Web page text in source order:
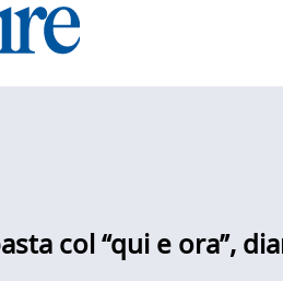
col “qui e ora”,